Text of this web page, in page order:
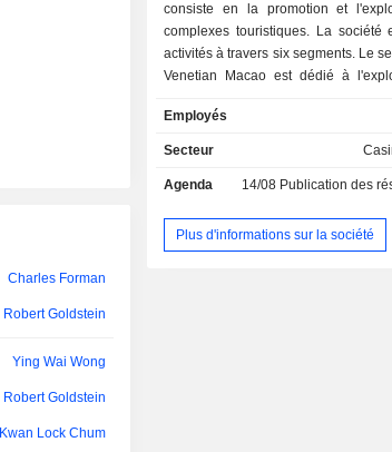
Charles Forman
Robert Goldstein
Ying Wai Wong
Robert Goldstein
Kwan Lock Chum
consiste en la promotion et
complexes touristiques. La société
activités à travers six segments. Le
Venetian Macao est dédié à
ainsi qu'à la prestation de
restauration et autres. Le
casinos, d'hôtels et de centres
restauration et autres. Le segment
Macao est dédié à l'exploitation
Employés
Secteur
Agenda 14/08 Publication des résultats
Plus d'informations sur la société